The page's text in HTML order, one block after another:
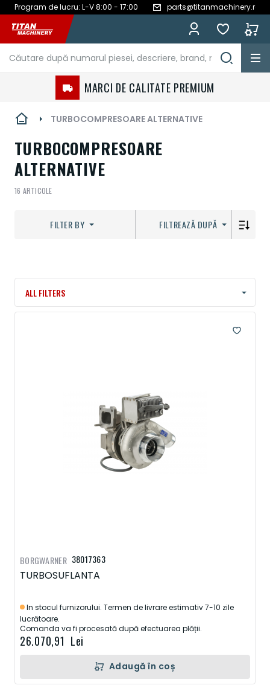
Program de lucru: L-V 8:00 - 17:00 parts@titanmachinery.ro
Mergeți
la
Conținut
MARCI DE CALITATE PREMIUM
TURBOCOMPRESOARE ALTERNATIVE
TURBOCOMPRESOARE
ALTERNATIVE
ALL FILTERS
16 ARTICOLE
FILTER BY FILTREAZĂ DUPĂ
38017363
TURBOSUFLANTA
In stocul furnizorului. Termen de livrare estimativ 7-10 zile
lucrătoare.
Comanda va fi procesată după efectuarea plății.
26.070,91 Lei
BORGWARNER
Adaugă în coș